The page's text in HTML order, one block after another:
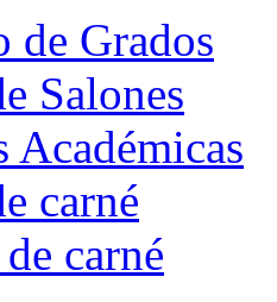
de Grados
Salones
Académicas
carné
carné